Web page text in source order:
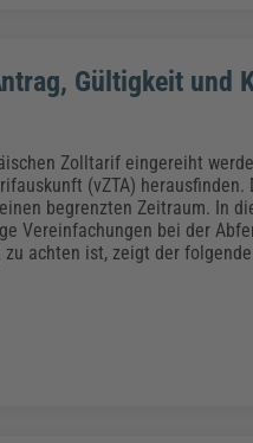
Gültigkeit und
Zolltarif eingereiht
(vZTA) herausfinden.
begrenzten Zeitraum. In
Vereinfachungen bei der
achten ist, zeigt der